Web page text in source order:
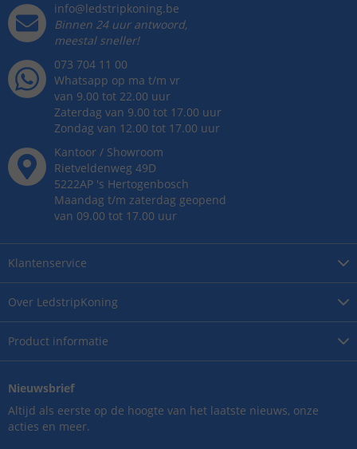
Over LedstripKoning
Product informatie
Klantenservice
info@ledstripkoning.be
Binnen 24 uur antwoord,
meestal sneller!
073 704 11 00
Whatsapp op ma t/m vr
van 9.00 tot 22.00 uur
Zaterdag van 9.00 tot 17.00 uur
Zondag van 12.00 tot 17.00 uur
Kantoor / Showroom
Rietveldenweg 49D
5222AP 's Hertogenbosch
Maandag t/m zaterdag geopend
van 09.00 tot 17.00 uur
Nieuwsbrief
Altijd als eerste op de hoogte van het laatste nieuws, onze
acties en meer.